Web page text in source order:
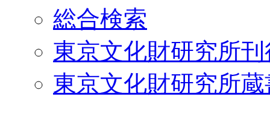
総合検索
東京文化財研究所
東京文化財研究所